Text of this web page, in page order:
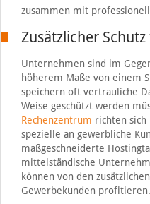
zusammen mit
Zusätzlicher
Unternehmen sind im
höherem Maße von einem
speichern oft vertrauliche
Weise geschützt werden
Rechenzentrum richten
spezielle an gewerbliche
maßgeschneiderte
mittelständische
können von den
Gewerbekunden profitieren.